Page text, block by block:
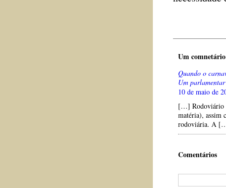
Um
Quando o
Um
10 de maio de
[…] Rodoviário
matéria), assim
rodoviária. A
Comentários